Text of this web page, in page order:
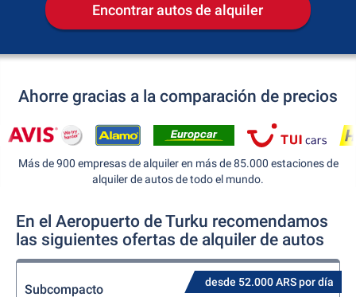
Encontrar autos de alquiler
Ahorre gracias a la comparación de precios
Más de 900 empresas de alquiler en más de 85.000 estaciones de
alquiler de autos de todo el mundo.
En el Aeropuerto de Turku recomendamos
las siguientes ofertas de alquiler de autos
desde 52.000 ARS por día
Subcompacto